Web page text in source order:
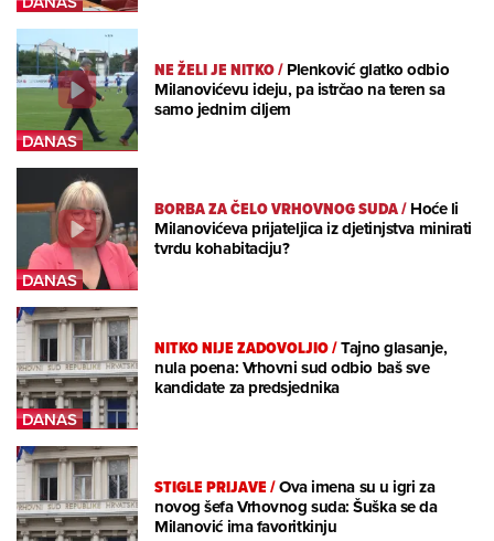
NE ŽELI JE NITKO/Plenković glatko odbio
Milanovićevu ideju, pa istrčao na teren sa
samo jednim ciljem
BORBA ZA ČELO VRHOVNOG SUDA/Hoće li
Milanovićeva prijateljica iz djetinjstva minirati
tvrdu kohabitaciju?
NITKO NIJE ZADOVOLJIO/Tajno glasanje,
nula poena: Vrhovni sud odbio baš sve
kandidate za predsjednika
STIGLE PRIJAVE/Ova imena su u igri za
novog šefa Vrhovnog suda: Šuška se da
Milanović ima favoritkinju